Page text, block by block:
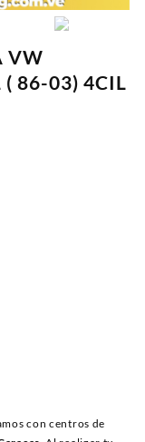
VW
( 86-03) 4CIL
con centros de